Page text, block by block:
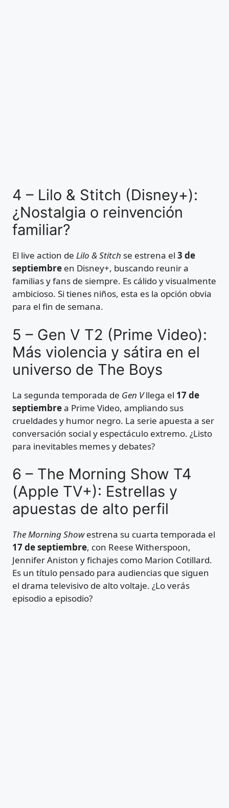
4 – Lilo & Stitch (Disney+):
¿Nostalgia o reinvención
familiar?
El live action de Lilo & Stitch se estrena el 3 de
septiembre en Disney+, buscando reunir a
familias y fans de siempre. Es cálido y visualmente
ambicioso. Si tienes niños, esta es la opción obvia
para el fin de semana.
5 – Gen V T2 (Prime Video):
Más violencia y sátira en el
universo de The Boys
La segunda temporada de Gen Vllega el 17 de
septiembrea Prime Video, ampliando sus
crueldades y humor negro. La serie apuesta a ser
conversación social y espectáculo extremo. ¿Listo
para inevitables memes y debates?
6 – The Morning Show T4
(Apple TV+): Estrellas y
apuestas de alto perfil
The Morning Showestrena su cuarta temporada el
17 de septiembre, con Reese Witherspoon,
Jennifer Aniston y fichajes como Marion Cotillard.
Es un título pensado para audiencias que siguen
el drama televisivo de alto voltaje. ¿Lo verás
episodio a episodio?